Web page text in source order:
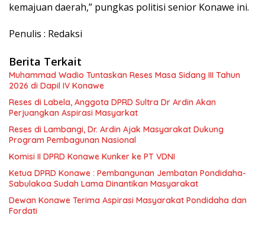
kemajuan daerah,” pungkas politisi senior Konawe ini.
Penulis : Redaksi
Berita Terkait
Muhammad Wadio Tuntaskan Reses Masa Sidang III Tahun
2026 di Dapil IV Konawe
Reses di Labela, Anggota DPRD Sultra Dr Ardin Akan
Perjuangkan Aspirasi Masyarkat
Reses di Lambangi, Dr. Ardin Ajak Masyarakat Dukung
Program Pembagunan Nasional
Komisi II DPRD Konawe Kunker ke PT VDNI
Ketua DPRD Konawe : Pembangunan Jembatan Pondidaha-
Sabulakoa Sudah Lama Dinantikan Masyarakat
Dewan Konawe Terima Aspirasi Masyarakat Pondidaha dan
Fordati